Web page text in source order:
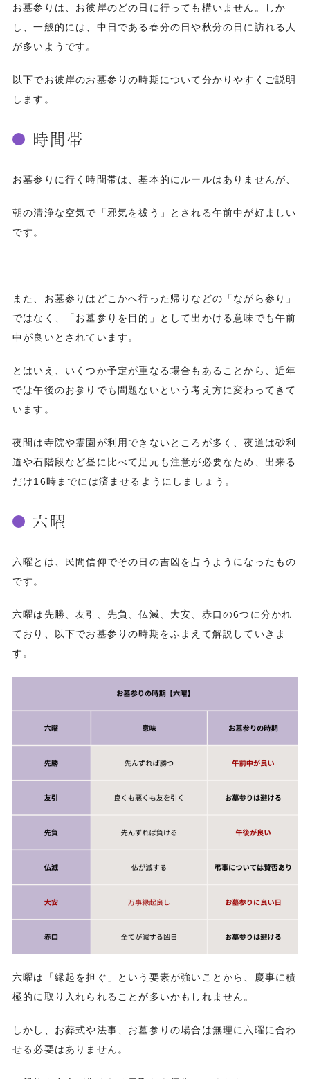
お墓参りは、お彼岸のどの日に行っても構いません。しか
し、一般的には、中日である春分の日や秋分の日に訪れる人
が多いようです。
以下でお彼岸のお墓参りの時期について分かりやすくご説明
します。
時間帯
お墓参りに行く時間帯は、基本的にルールはありませんが、
朝の清浄な空気で「邪気を祓う」とされる午前中が好ましい
です。
また、お墓参りはどこかへ行った帰りなどの「ながら参り」
ではなく、「お墓参りを目的」として出かける意味でも午前
中が良いとされています。
とはいえ、いくつか予定が重なる場合もあることから、近年
では午後のお参りでも問題ないという考え方に変わってきて
います。
夜間は寺院や霊園が利用できないところが多く、夜道は砂利
道や石階段など昼に比べて足元も注意が必要なため、出来る
だけ16時までには済ませるようにしましょう。
六曜
六曜とは、民間信仰でその日の吉凶を占うようになったもの
です。
六曜は先勝、友引、先負、仏滅、大安、赤口の6つに分かれ
ており、以下でお墓参りの時期をふまえて解説していきま
す。
六曜は「縁起を担ぐ」という要素が強いことから、慶事に積
極的に取り入れられることが多いかもしれません。
しかし、お葬式や法事、お墓参りの場合は無理に六曜に合わ
せる必要はありません。